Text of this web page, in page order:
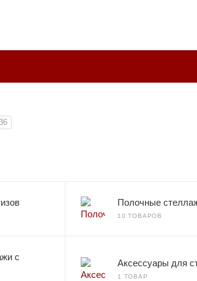
Полочные
10 ТОВАРОВ
с
Аксессуары для
1 ТОВАР